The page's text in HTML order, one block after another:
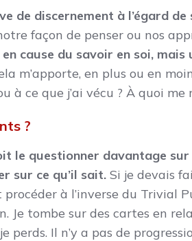
de discernement à l’égard
façon de penser ou nos
en cause du savoir en soi,
m’apporte, en plus ou en
à ce que j’ai vécu ? À quoi
?
le questionner davantage
sur ce qu’il sait. Si je devais
à l’inverse du Trivial
Je tombe sur des cartes en
perds. Il n’y a pas de